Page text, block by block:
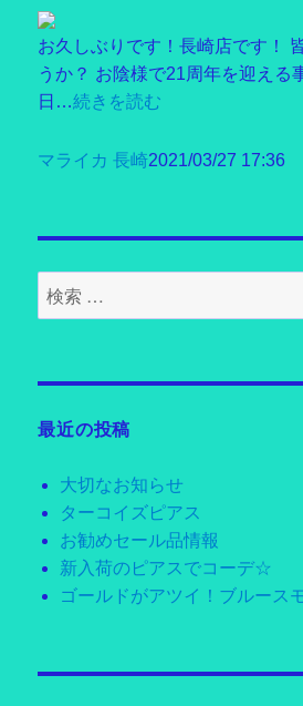
お久しぶりです！長崎店です！
うか？ お陰様で21周年を迎える
日…続きを読む
マライカ 長崎2021/03/27 17:36
検
索
最近の投稿
大切なお知らせ
ターコイズピアス
お勧めセール品情報
新入荷のピアスでコーデ☆
ゴールドがアツイ！ブルース